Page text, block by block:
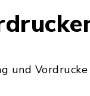
und